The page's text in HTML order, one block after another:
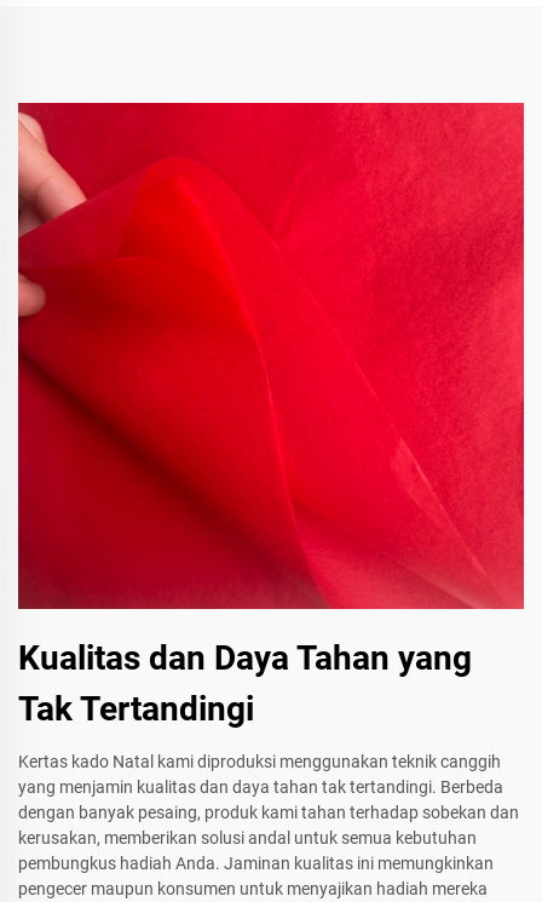
Kualitas dan Daya Tahan yang
Tak Tertandingi
Kertas kado Natal kami diproduksi menggunakan teknik canggih
yang menjamin kualitas dan daya tahan tak tertandingi. Berbeda
dengan banyak pesaing, produk kami tahan terhadap sobekan dan
kerusakan, memberikan solusi andal untuk semua kebutuhan
pembungkus hadiah Anda. Jaminan kualitas ini memungkinkan
pengecer maupun konsumen untuk menyajikan hadiah mereka